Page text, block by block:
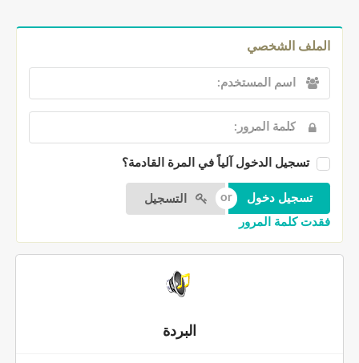
الملف الشخصي
تسجيل الدخول آلياً في المرة القادمة؟
التسجيل
فقدت كلمة المرور
البردة